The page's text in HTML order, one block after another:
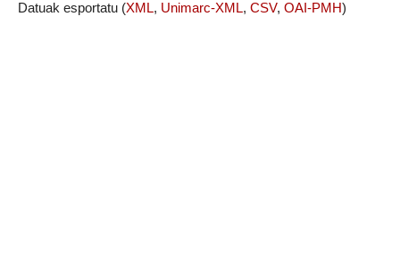
Datuak esportatu (XML, Unimarc-XML, CSV, OAI-PMH)